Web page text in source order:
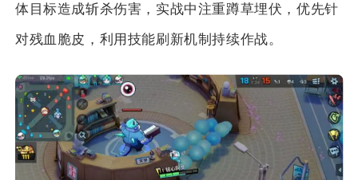
体目标造成斩杀伤害，实战中注重蹲草埋伏，优先针
对残血脆皮，利用技能刷新机制持续作战。